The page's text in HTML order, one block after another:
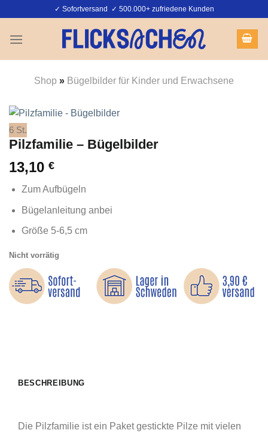
springen
✓ Sofortversand ✓ 500.000+ zufriedene Kunden
Shop » Bügelbilder für Kinder und Erwachsene
6 St.
Pilzfamilie – Bügelbilder
13,10 €
Zum Aufbügeln
Bügelanleitung anbei
Größe 5-6,5 cm
Nicht vorrätig
BESCHREIBUNG
Die Pilzfamilie ist ein Paket gestickte Pilze mit vielen